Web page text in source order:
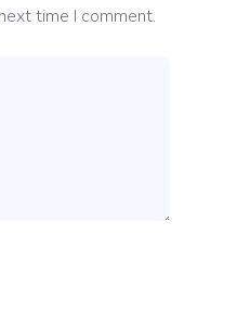
time I comment.